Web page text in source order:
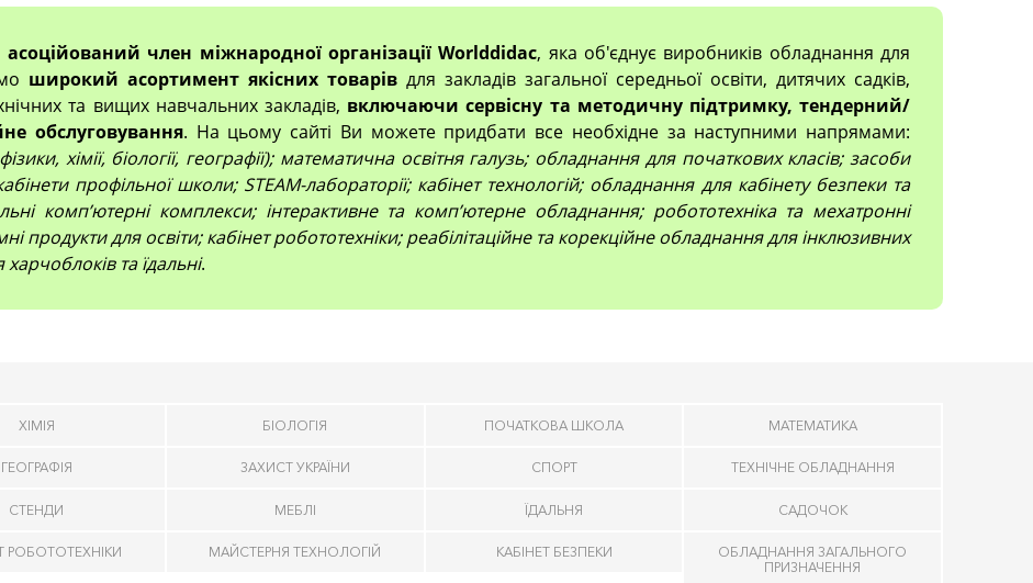
член міжнародної організації Worlddidac, яка об'єднує виробників обладнання для
широкий асортимент якісних товарів для закладів загальної середньої освіти, дитячих садків,
та вищих навчальних закладів, включаючи сервісну та методичну підтримку, тендерний/
обслуговування. На цьому сайті Ви можете придбати все необхідне за наступними напрямами:
хімії, біології, географії); математична освітня галузь; обладнання для початкових класів; засоби
профільної школи; STEAM-лабораторії; кабінет технологій; обладнання для кабінету безпеки та
компʼютерні комплекси; інтерактивне та комп’ютерне обладнання; робототехніка та мехатронні
продукти для освіти; кабінет робототехніки; реабілітаційне та корекційне обладнання для інклюзивних
та їдальні.
ХІМІЯ БІОЛОГІЯ ПОЧАТКОВА ШКОЛА МАТЕМАТИКА
ГЕОГРАФІЯ ЗАХИСТ УКРАЇНИ СПОРТ ТЕХНІЧНЕ ОБЛАДНАННЯ
СТЕНДИ МЕБЛІ ЇДАЛЬНЯ САДОЧОК
РОБОТОТЕХНІКИ МАЙСТЕРНЯ ТЕХНОЛОГІЙ КАБІНЕТ БЕЗПЕКИ
ОБЛАДНАННЯ ЗАГАЛЬНОГО
ПРИЗНАЧЕННЯ